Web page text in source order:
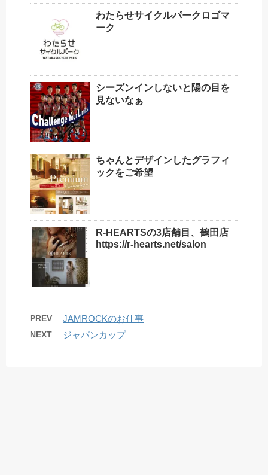
わたらせサイクルパークロゴマ
ーク
シーズンインしないと陽の目を
見ないなぁ
ちゃんとデザインしたグラフィ
ックをご希望
R-HEARTSの3店舗目、鶴田店
https://r-hearts.net/salon
PREV JAMROCKのお仕事
NEXT ジャパンカップ